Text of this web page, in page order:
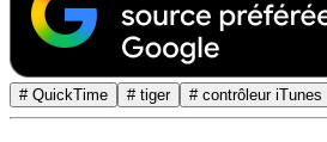
# QuickTime # tiger # contrôleur iTunes